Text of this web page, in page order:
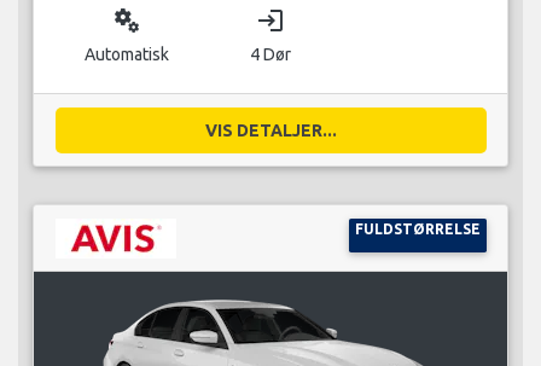
miscellaneous_services
Automatisk
login
4 Dør
VIS DETALJER...
FULDSTØRRELSE